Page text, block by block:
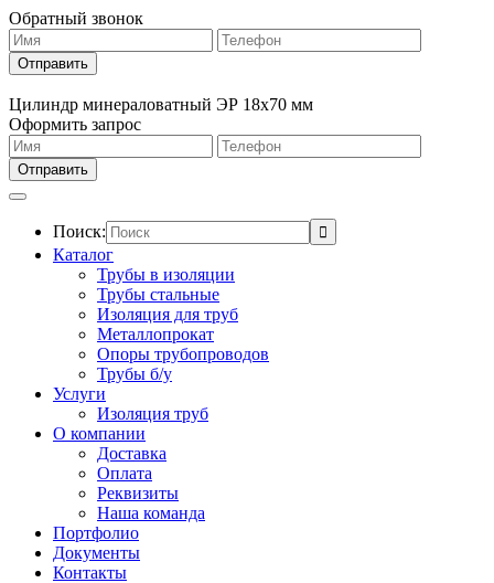
Обратный звонок
Цилиндр минераловатный ЭР 18х70 мм
Оформить запрос
Поиск:
Каталог
Трубы в изоляции
Трубы стальные
Изоляция для труб
Металлопрокат
Опоры трубопроводов
Трубы б/у
Услуги
Изоляция труб
О компании
Доставка
Оплата
Реквизиты
Наша команда
Портфолио
Документы
Контакты